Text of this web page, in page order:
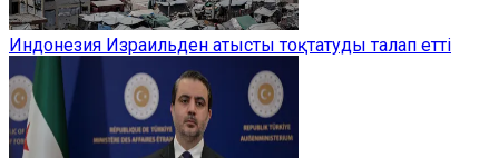
Индонезия Израильден атысты тоқтатуды талап етті